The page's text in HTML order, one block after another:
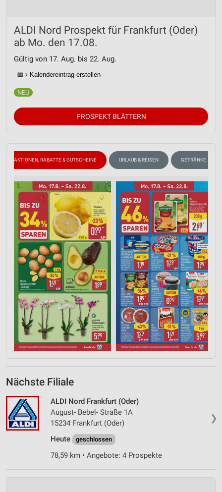
ALDI Nord Prospekt für Frankfurt (Oder)
ab Mo. den 17.08.
Gültig von 17. Aug. bis 22. Aug.
📅 Kalendereintrag erstellen
PROSPEKT BLÄTTERN
AKTIONEN, RABATTE & GUTSCHEINE URLAUB & REISEN GETRÄNKE
Nächste Filiale
❯
ALDI Nord Frankfurt (Oder)
August- Bebel- Straße 1A
15234 Frankfurt (Oder)
Heute
geschlossen
78,59 km • Angebote: 4 Prospekte